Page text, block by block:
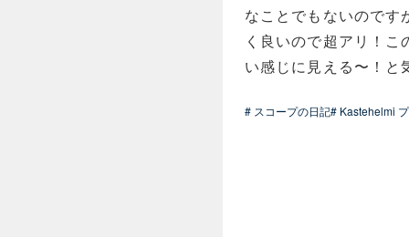
なことでもないのです
く良いので超アリ！
い感じに見える〜！と
# スコープの日記# Kastehelmi